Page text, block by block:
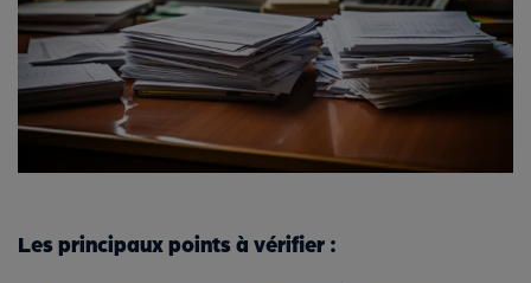
Les principaux points à vérifier :